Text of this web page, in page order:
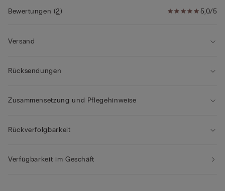
5,0/5
Bewertungen (2)
Versand
Rücksendungen
Zusammensetzung und Pflegehinweise
Rückverfolgbarkeit
Verfügbarkeit im Geschäft